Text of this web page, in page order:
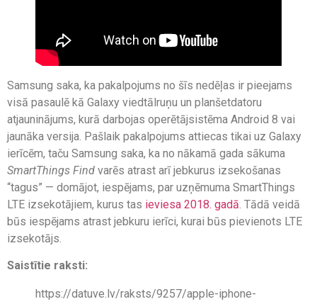
Samsung saka, ka pakalpojums no šīs nedēļas ir pieejams
visā pasaulē kā Galaxy viedtālruņu un planšetdatoru
atjauninājums, kurā darbojas operētājsistēma Android 8 vai
jaunāka versija. Pašlaik pakalpojums attiecas tikai uz Galaxy
ierīcēm, taču Samsung saka, ka no nākamā gada sākuma
SmartThings Find varēs atrast arī jebkurus izsekošanas
“tagus” — domājot, iespējams, par uzņēmuma SmartThings
LTE izsekotājiem, kurus tas ieviesa 2018. gadā . Tādā veidā
būs iespējams atrast jebkuru ierīci, kurai būs pievienots LTE
izsekotājs.
Saistītie raksti:
https://datuve.lv/raksts/9257/apple-iphone-